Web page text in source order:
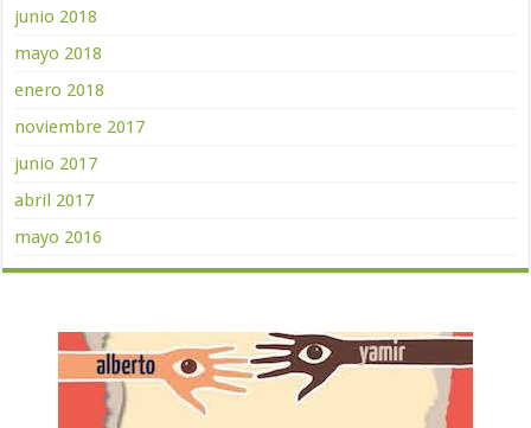
junio 2018
mayo 2018
enero 2018
noviembre 2017
junio 2017
abril 2017
mayo 2016